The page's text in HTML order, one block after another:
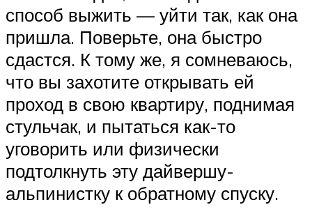
способ выжить — уйти так, как она
пришла. Поверьте, она быстро
сдастся. К тому же, я сомневаюсь,
что вы захотите открывать ей
проход в свою квартиру, поднимая
стульчак, и пытаться как-то
уговорить или физически
подтолкнуть эту дайвершу-
альпинистку к обратному спуску.